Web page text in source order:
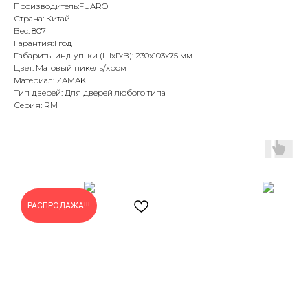
Производитель:FUARO
Страна: Китай
Вес: 807 г
Гарантия:1 год
Габариты инд уп-ки (ШхГхВ): 230x103x75 мм
Цвет: Матовый никель/хром
Материал: ZAMAK
Тип дверей: Для дверей любого типа
Серия: RM
РАСПРОДАЖА!!!